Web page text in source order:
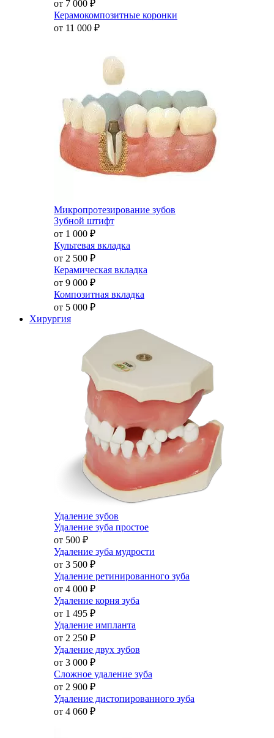
от 7 000 ₽
Керамокомпозитные коронки
от 11 000 ₽
Микропротезирование зубов
Зубной штифт
от 1 000 ₽
Культевая вкладка
от 2 500 ₽
Керамическая вкладка
от 9 000 ₽
Композитная вкладка
от 5 000 ₽
Хирургия
Удаление зубов
Удаление зуба простое
от 500 ₽
Удаление зуба мудрости
от 3 500 ₽
Удаление ретинированного зуба
от 4 000 ₽
Удаление корня зуба
от 1 495 ₽
Удаление импланта
от 2 250 ₽
Удаление двух зубов
от 3 000 ₽
Сложное удаление зуба
от 2 900 ₽
Удаление дистопированного зуба
от 4 060 ₽